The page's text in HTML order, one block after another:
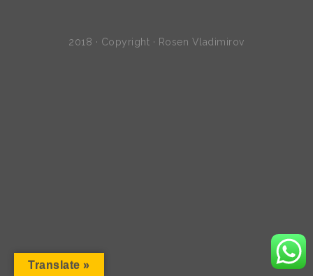
2018 · Copyright · Rosen Vladimirov
Translate »